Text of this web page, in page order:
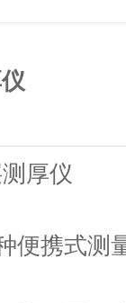
厚仪
便携式测